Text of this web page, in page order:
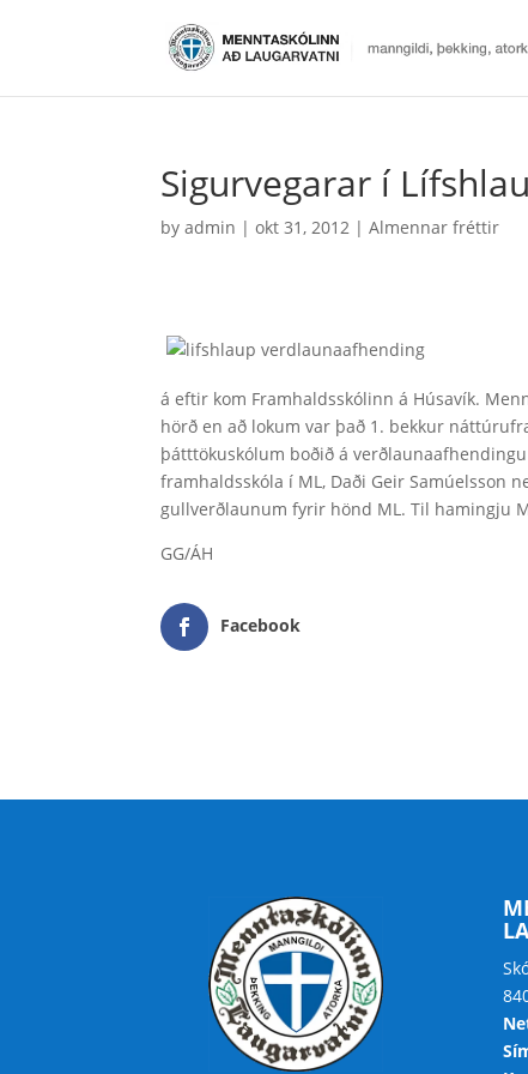
Sigurvegarar í
byadmin |okt 31, 2012 |Almennar fréttir
á eftir kom Framhaldsskólinn á Húsavík.
hörð en að lokum var það 1. bekkur
þátttökuskólum boðið á
framhaldsskóla í ML, Daði Geir Samúelsson
gullverðlaunum fyrir hönd ML. Til hamingju
GG/ÁH
Facebook